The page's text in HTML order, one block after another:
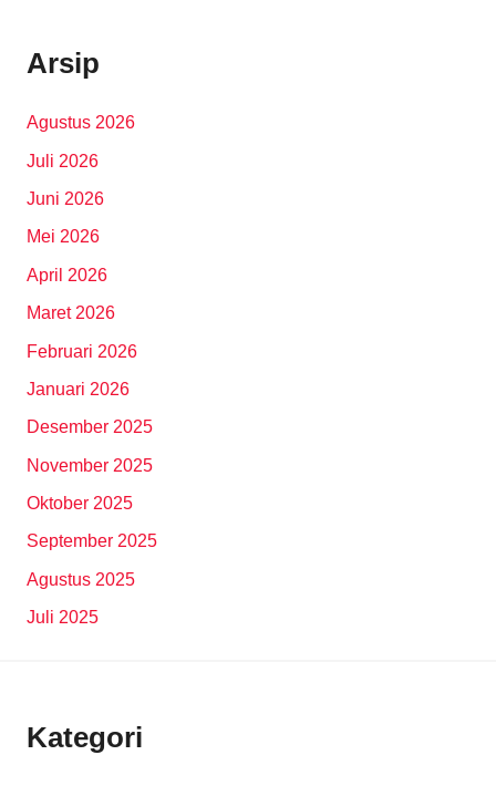
Arsip
Agustus 2026
Juli 2026
Juni 2026
Mei 2026
April 2026
Maret 2026
Februari 2026
Januari 2026
Desember 2025
November 2025
Oktober 2025
September 2025
Agustus 2025
Juli 2025
Kategori